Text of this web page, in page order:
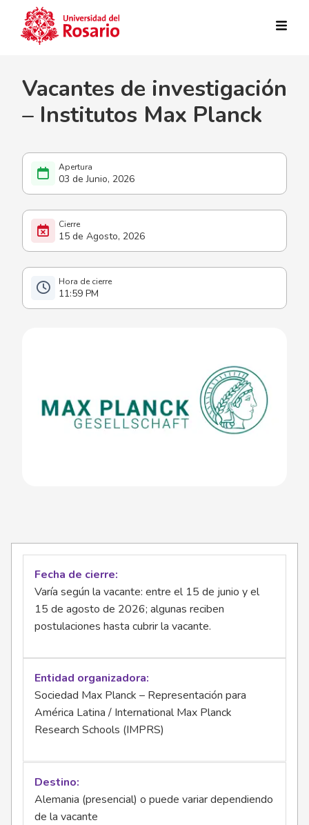
03 de Junio, 2026
15 de Agosto, 2026
11:59 PM
Vacantes de investigación
– Institutos Max Planck
Fecha de cierre
Varía según la vacante: entre el 15 de junio y el
15 de agosto de 2026; algunas reciben
postulaciones hasta cubrir la vacante.
Entidad organizadora
Sociedad Max Planck – Representación para
América Latina / International Max Planck
Research Schools (IMPRS)
Destino
Alemania (presencial) o puede variar dependiendo
de la vacante